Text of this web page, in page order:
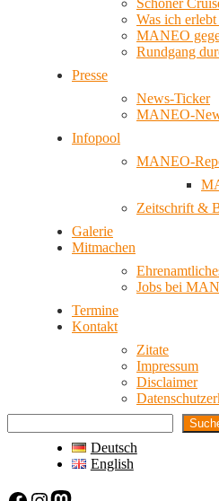
Schöner
Was ich erlebt
MANEO
Rundgang
Presse
News-Ticker
MANEO-
Infopool
MANEO-
Zeitschrift &
Galerie
Mitmachen
Jobs bei
Termine
Kontakt
Zitate
Impressum
Disclaimer
Deutsch
English